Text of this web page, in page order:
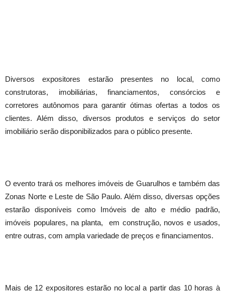
Diversos expositores estarão presentes no local, como
construtoras, imobiliárias, financiamentos, consórcios e
corretores autônomos para garantir ótimas ofertas a todos os
clientes. Além disso, diversos produtos e serviços do setor
imobiliário serão disponibilizados para o público presente.
O evento trará os melhores imóveis de Guarulhos e também das
Zonas Norte e Leste de São Paulo. Além disso, diversas opções
estarão disponíveis como Imóveis de alto e médio padrão,
imóveis populares, na planta, em construção, novos e usados,
entre outras, com ampla variedade de preços e financiamentos.
Mais de 12 expositores estarão no local a partir das 10 horas à